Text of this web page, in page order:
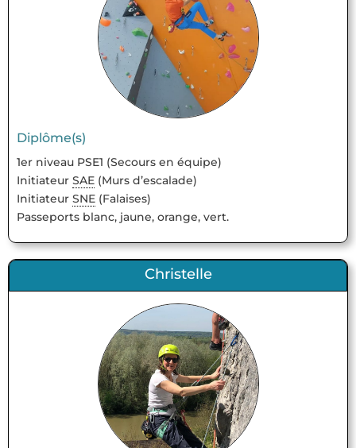
Diplôme(s)
1er niveau PSE1 (Secours en équipe)
Initiateur SAE (Murs d’escalade)
Initiateur SNE (Falaises)
Passeports blanc, jaune, orange, vert.
Christelle